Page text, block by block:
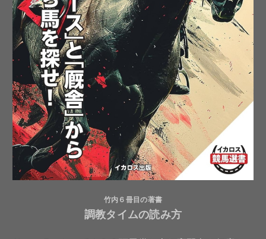
竹内６冊目の著書
調教タイムの読み方